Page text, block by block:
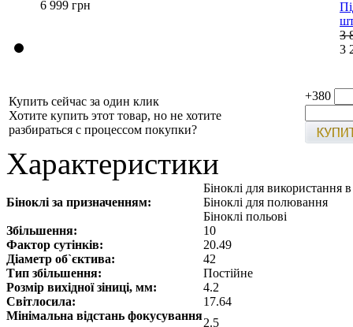
6 999 грн
3
3
Купить сейчас за один клик
Хотите купить этот товар, но не хотите
разбираться с процессом покупки?
+380
Характеристики
Біноклі за призначенням:
Біноклі для використання
Біноклі для полювання
Біноклі польові
Збільшення:
10
Фактор сутінків:
20.49
Діаметр об`єктива:
42
Тип збільшення:
Постійне
Розмір вихідної зіниці, мм:
4.2
Світлосила:
17.64
Мінімальна відстань фокусування
2.5